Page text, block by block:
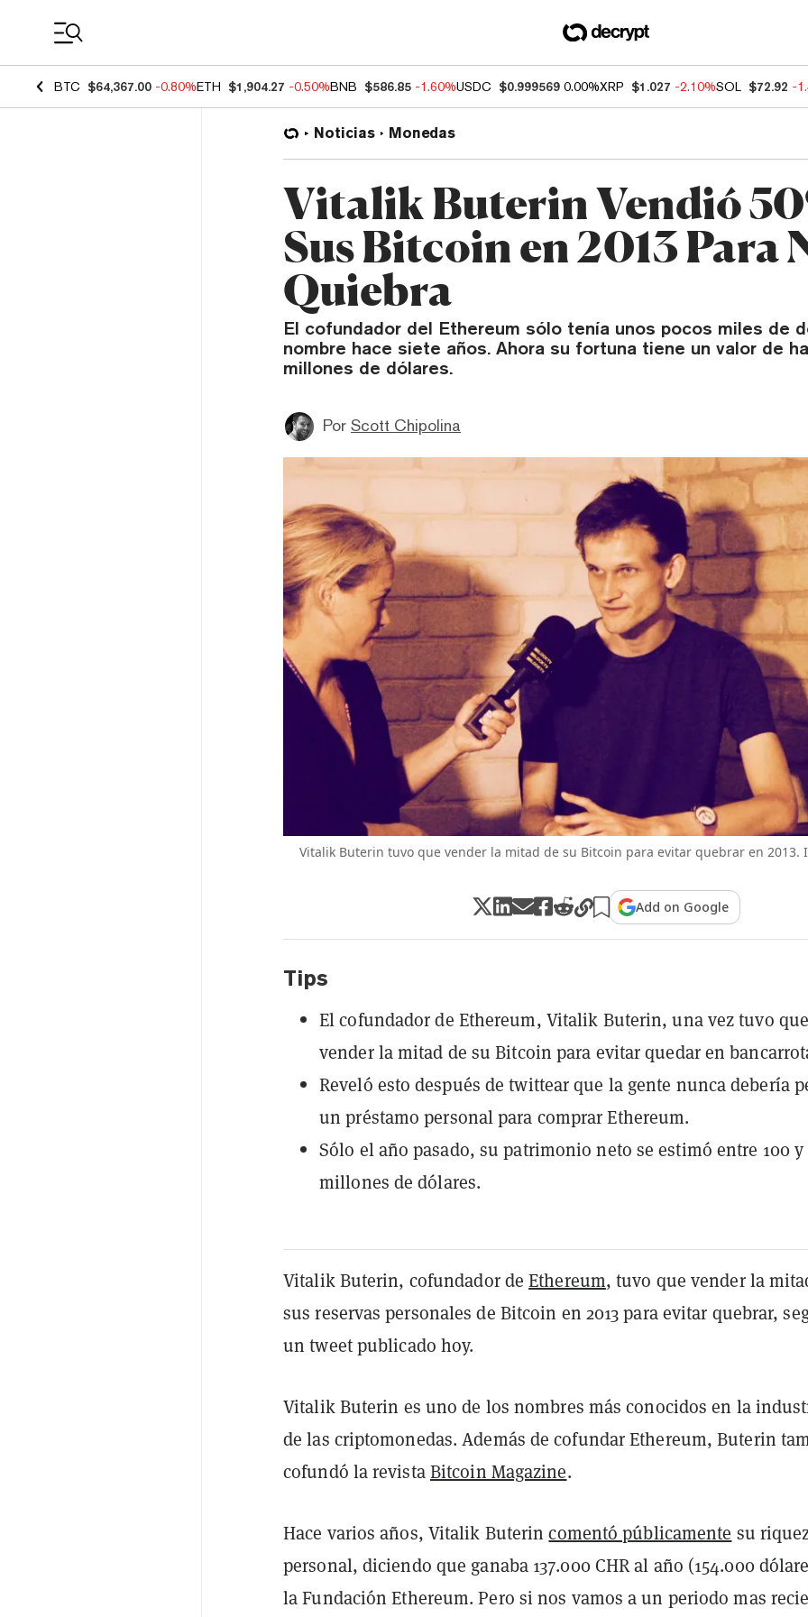
BTC $64,367.00 -0.80%ETH $1,904.27 -0.50%BNB $586.85 -1.60%USDC $0.999569 0.00%XRP $1.027 -2.10%SOL $72.92 -
Noticias Monedas
Vitalik Buterin Vendió
Sus Bitcoin en 2013 Para
Quiebra
El cofundador del Ethereum sólo tenía unos pocos miles de
nombre hace siete años. Ahora su fortuna tiene un valor de
millones de dólares.
Por Scott Chipolina
Vitalik Buterin tuvo que vender la mitad de su Bitcoin para evitar quebrar en 2013.
Add on Google
Tips
El cofundador de Ethereum, Vitalik Buterin, una vez tuvo que
vender la mitad de su Bitcoin para evitar quedar en
Reveló esto después de twittear que la gente nunca debería
un préstamo personal para comprar Ethereum.
Sólo el año pasado, su patrimonio neto se estimó entre 100 y
millones de dólares.
Vitalik Buterin, cofundador deEthereum, tuvo que vender la
sus reservas personales de Bitcoin en 2013 para evitar quebrar,
un tweet publicado hoy.
Vitalik Buterin es uno de los nombres más conocidos en la
de las criptomonedas. Además de cofundar Ethereum, Buterin
cofundó la revistaBitcoin Magazine.
Hace varios años, Vitalik Buterincomentó públicamente su
personal, diciendo que ganaba 137.000 CHR al año (154.000
la Fundación Ethereum. Pero si nos vamos a un periodo mas